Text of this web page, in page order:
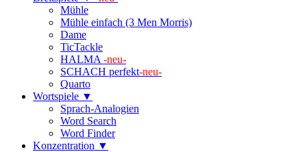
Mühle
Mühle einfach (3 Men Morris)
Dame
TicTackle
HALMA -neu-
SCHACH perfekt-neu-
Quarto
Wortspiele ▼
Sprach-Analogien
Word Search
Word Finder
Konzentration ▼